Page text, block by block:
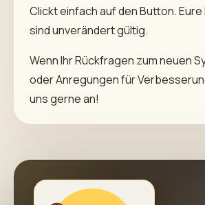
Clickt einfach auf den Button.
sind unverändert gültig.
Wenn Ihr Rückfragen zum neuen
oder Anregungen für
uns gerne an!